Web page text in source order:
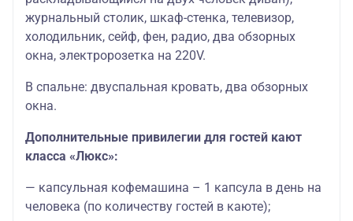
журнальный столик, шкаф-стенка, телевизор,
холодильник, сейф, фен, радио, два обзорных
окна, электророзетка на 220V.
В спальне: двуспальная кровать, два обзорных
окна.
Дополнительные привилегии для гостей кают
класса «Люкс»:
— капсульная кофемашина – 1 капсула в день на
человека (по количеству гостей в каюте);